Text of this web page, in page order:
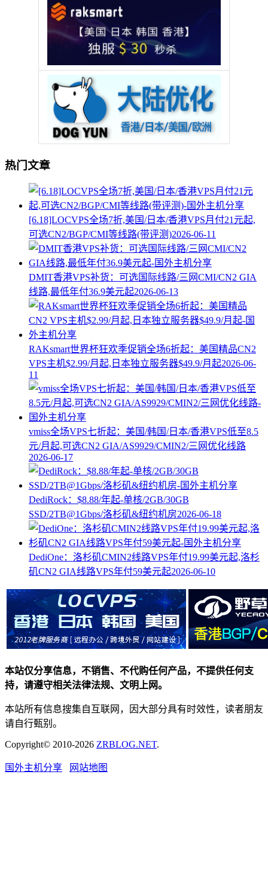
热门文章
[6.18]LOCVPS全场7折,美国/日本/香港VPS月付21元起,
可选CN2/BGP/CMI等线路(带评测)2026-06-11
DMIT香港VPS补货：可选国际线路/三网CMI/CN2 GIA
线路,最低年付36.9美元起2026-06-13
RAKsmart世界杯狂欢季促销全场6折起：美国精品CN2
VPS主机$2.99/月起,日本独立服务器$49.9/月起2026-06-
11
vmiss全场VPS七折起：美国/韩国/日本/香港VPS低至8.5
元/月起,可选CN2 GIA/AS9929/CMIN2/三网优化线路
2026-06-17
DediRock：$8.88/年起-单核/2GB/30GB
SSD/2TB@1Gbps/洛杉矶&纽约机房2026-06-18
DediOne：洛杉矶CMIN2线路VPS年付19.99美元起,洛杉
矶CN2 GIA线路VPS年付59美元起2026-06-10
本站仅分享信息，不销售、不代购任何产品，不提供任何支
持，请遵守相关法律法规、文明上网。
本站所有信息搜集自互联网，因大部分具有时效性，读者朋友
请自行甄别。
Copyright© 2010-2026 ZRBLOG.NET.
国外主机分享 网站地图